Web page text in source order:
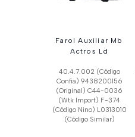
Farol Auxiliar Mb
Actros Ld
40.4.7.002 (Código
Confia) 9438200156
(Original) C44-0036
(Wtk Import) F-374
(Código Nino) L0313010
(Código Similar)